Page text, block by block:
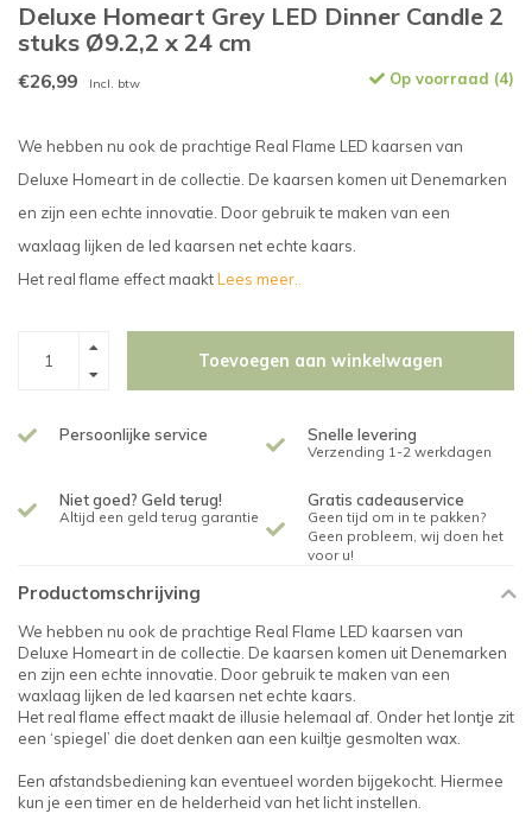
Deluxe Homeart Grey LED Dinner Candle 2
stuks Ø9.2,2 x 24 cm
€26,99 Incl. btw Op voorraad (4)
We hebben nu ook de prachtige Real Flame LED kaarsen van
Deluxe Homeart in de collectie. De kaarsen komen uit Denemarken
en zijn een echte innovatie. Door gebruik te maken van een
waxlaag lijken de led kaarsen net echte kaars.
Het real flame effect maaktLees meer..
Toevoegen aan winkelwagen
Persoonlijke service Snelle levering
Verzending 1-2 werkdagen
Niet goed? Geld terug!
Altijd een geld terug garantie
Gratis cadeauservice
Geen tijd om in te pakken?
Geen probleem, wij doen het
voor u!
Productomschrijving
We hebben nu ook de prachtige Real Flame LED kaarsen van
Deluxe Homeart in de collectie. De kaarsen komen uit Denemarken
en zijn een echte innovatie. Door gebruik te maken van een
waxlaag lijken de led kaarsen net echte kaars.
Het real flame effect maakt de illusie helemaal af. Onder het lontje zit
een ‘spiegel’ die doet denken aan een kuiltje gesmolten wax.
Een afstandsbediening kan eventueel worden bijgekocht. Hiermee
kun je een timer en de helderheid van het licht instellen.